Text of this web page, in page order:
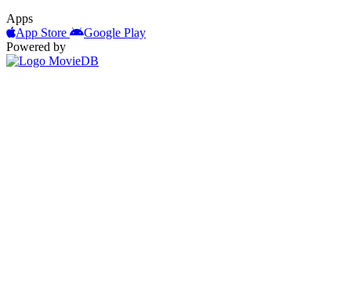
Apps
App Store
Google Play
Powered by